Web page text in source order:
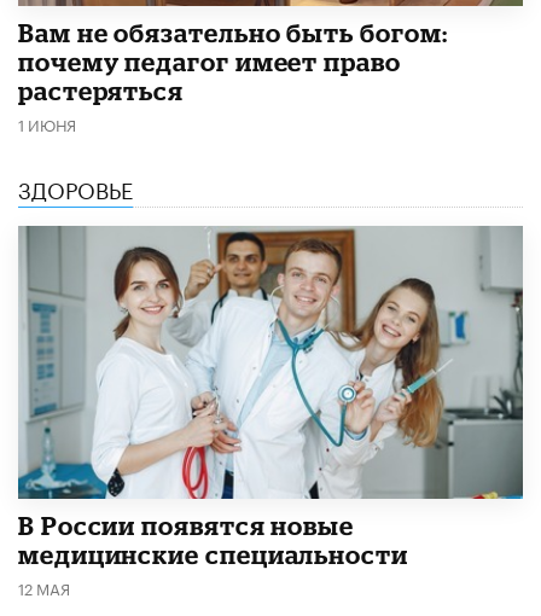
​Вам не обязательно быть богом:
почему педагог имеет право
растеряться
1 ИЮНЯ
ЗДОРОВЬЕ
В России появятся новые
медицинские специальности
12 МАЯ